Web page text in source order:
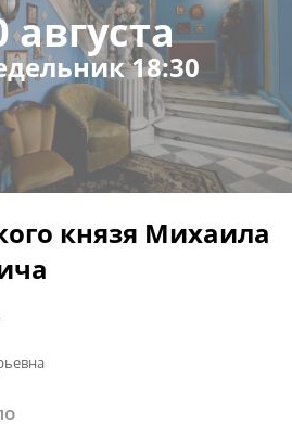
августа
18:30
князя Михаила